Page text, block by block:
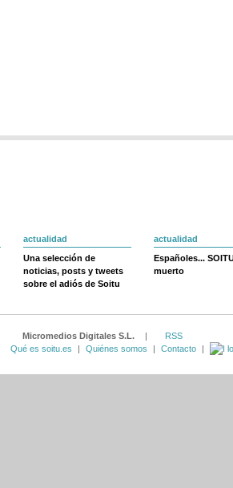
actualidad
Una selección de
noticias, posts y tweets
sobre el adiós de Soitu
actualidad
Españoles...
muerto
Micromedios Digitales S.L. |
RSS
Qué es soitu.es
| Quiénes somos | Contacto |